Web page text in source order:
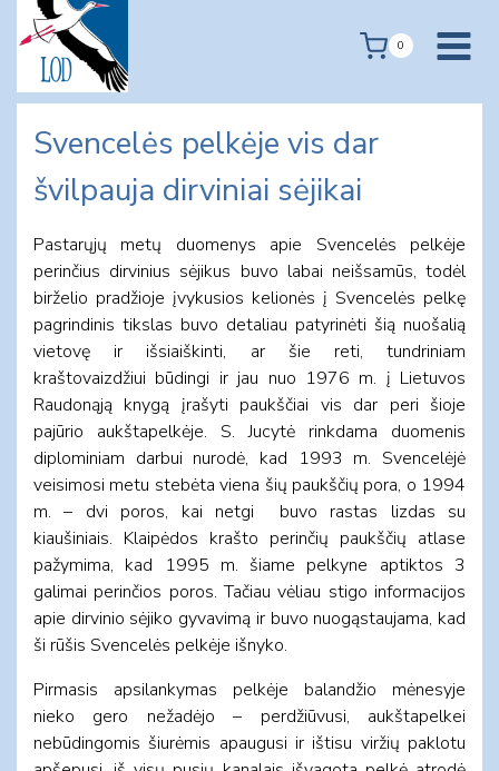
content
0
Svencelės pelkėje vis dar
švilpauja dirviniai sėjikai
Pastarųjų metų duomenys apie Svencelės pelkėje
perinčius dirvinius sėjikus buvo labai neišsamūs, todėl
birželio pradžioje įvykusios kelionės į Svencelės pelkę
pagrindinis tikslas buvo detaliau patyrinėti šią nuošalią
vietovę ir išsiaiškinti, ar šie reti, tundriniam
kraštovaizdžiui būdingi ir jau nuo 1976 m. į Lietuvos
Raudonąją knygą įrašyti paukščiai vis dar peri šioje
pajūrio aukštapelkėje. S. Jucytė rinkdama duomenis
diplominiam darbui nurodė, kad 1993 m. Svencelėjė
veisimosi metu stebėta viena šių paukščių pora, o 1994
m. – dvi poros, kai netgi buvo rastas lizdas su
kiaušiniais. Klaipėdos krašto perinčių paukščių atlase
pažymima, kad 1995 m. šiame pelkyne aptiktos 3
galimai perinčios poros. Tačiau vėliau stigo informacijos
apie dirvinio sėjiko gyvavimą ir buvo nuogąstaujama, kad
ši rūšis Svencelės pelkėje išnyko.
Pirmasis apsilankymas pelkėje balandžio mėnesyje
nieko gero nežadėjo – perdžiūvusi, aukštapelkei
nebūdingomis šiurėmis apaugusi ir ištisu viržių paklotu